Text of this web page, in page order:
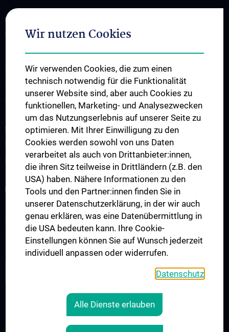
FORSCHUNG
Forschung und Innovation
Publikationen
International geförderte Projekte
STUDIUM, AUS- UND WEITERBILDUNG
Diplom- und Doktoratsstudium
Fachärzt:innen-Ausbildung
PATIENT:INNEN UND ZUWEISER:INNEN, PROBAND:INNEN
Arzneimittelambulanz
Klinische Studien
Studienteilnehmer:innen
Wir nutzen Cookies
Wir verwenden Cookies, die zum einen
technisch notwendig für die Funktionalität
unserer Website sind, aber auch Cookies zu
funktionellen, Marketing- und Analysezwecken
um das Nutzungserlebnis auf unserer Seite zu
optimieren. Mit Ihrer Einwilligung zu den
Cookies werden sowohl von uns Daten
verarbeitet als auch von Drittanbieter:innen,
die ihren Sitz teilweise in Drittländern (z.B. den
USA) haben. Nähere Informationen zu den
Tools und den Partner:innen finden Sie in
unserer Datenschutzerklärung, in der wir auch
genau erklären, was eine Datenübermittlung in
die USA bedeuten kann. Ihre Cookie-
Einstellungen können Sie auf Wunsch jederzeit
individuell anpassen oder widerrufen.
Datenschutz
Alle Dienste erlauben